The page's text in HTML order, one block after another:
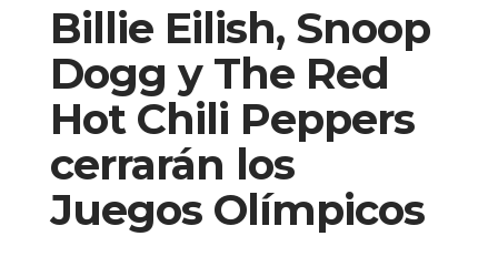
Billie Eilish, Snoop
Dogg y The Red
Hot Chili Peppers
cerrarán los
Juegos Olímpicos